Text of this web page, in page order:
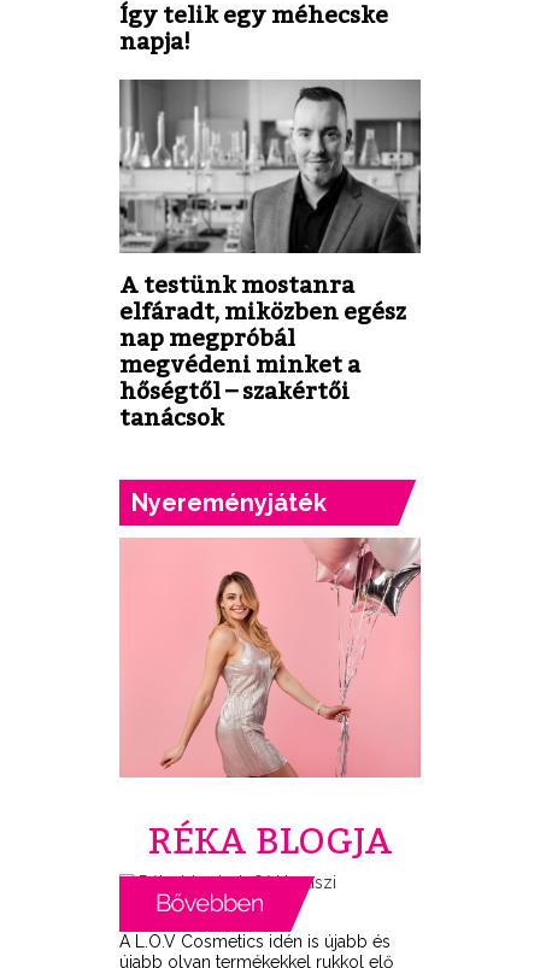
Így telik egy méhecske
napja!
A testünk mostanra
elfáradt, miközben egész
nap megpróbál
megvédeni minket a
hőségtől – szakértői
tanácsok
Nyereményjáték
RÉKA BLOGJA
A L.O.V Cosmetics idén is újabb és
újabb olyan termékekkel rukkol elő